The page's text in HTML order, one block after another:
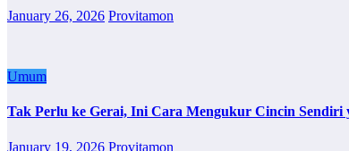
January 26, 2026 Provitamon
Umum
Tak Perlu ke Gerai, Ini Cara Mengukur Cincin Sendiri
January 19, 2026 Provitamon